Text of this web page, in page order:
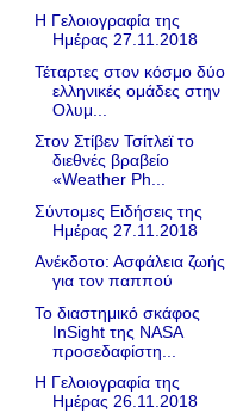
Η Γελοιογραφία της
Ημέρας 27.11.2018
Τέταρτες στον κόσμο δύο
ελληνικές ομάδες στην
Ολυμ...
Στον Στίβεν Τσίτλεϊ το
διεθνές βραβείο
«Weather Ph...
Σύντομες Ειδήσεις της
Ημέρας 27.11.2018
Ανέκδοτο: Ασφάλεια ζωής
για τον παππού
Το διαστημικό σκάφος
InSight της NASA
προσεδαφίστη...
Η Γελοιογραφία της
Ημέρας 26.11.2018